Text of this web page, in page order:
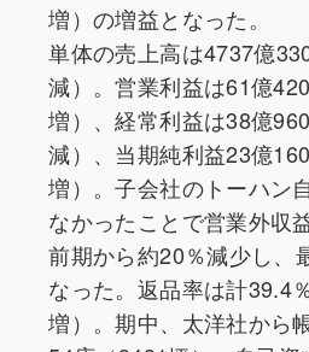
増）の増益となった。
単体の売上高は4737億
減）。営業利益は61億
増）、経常利益は38億
減）、当期純利益23億
増）。子会社のトーハン
なかったことで営業外収
前期から約20％減少し、
なった。返品率は計39.4
増）。期中、太洋社から